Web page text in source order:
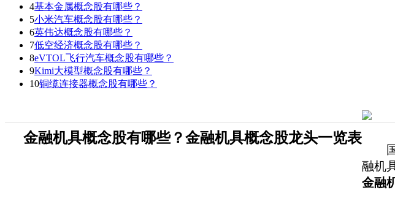
4基本金属概念股有哪些？
5小米汽车概念股有哪些？
6英伟达概念股有哪些？
7低空经济概念股有哪些？
8eVTOL飞行汽车概念股有哪些？
9Kimi大模型概念股有哪些？
10铜缆连接器概念股有哪些？
金融机具概念股有哪些？金融机具概念股龙头一览表
国
融机
金融